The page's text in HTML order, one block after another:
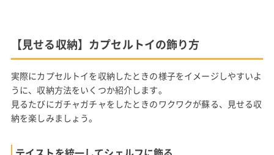
【見せる収納】カプセルトイの飾り方
実際にカプセルトイを収納したときの様子をイメージしやすいよ
うに、収納方法をいくつか紹介します。
見るたびにガチャガチャをしたときのワクワクが蘇る、見せる収
納を楽しみましょう。